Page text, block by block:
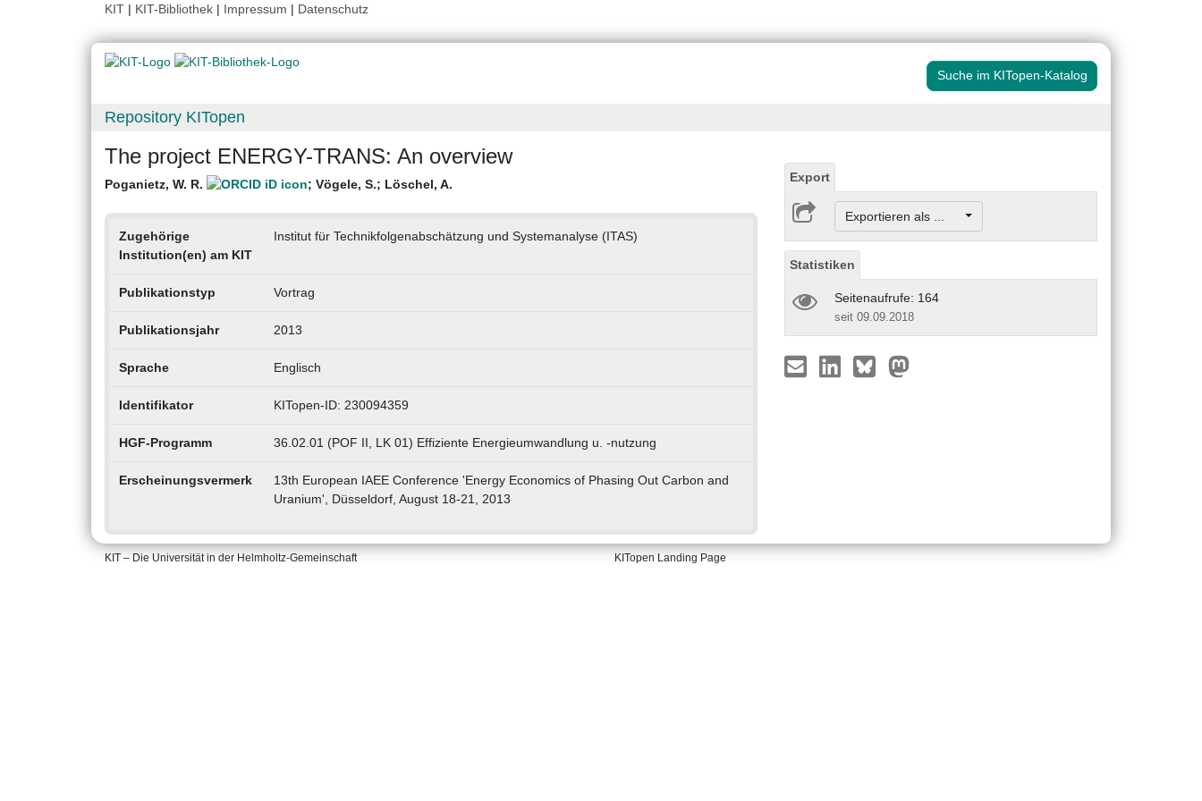
KIT | KIT-Bibliothek | Impressum | Datenschutz
Suche im KITopen-Katalog
Repository KITopen
The project ENERGY-TRANS: An overview
Poganietz, W. R. ; Vögele, S.; Löschel, A.
Zugehörige
Institution(en) am KIT
Institut für Technikfolgenabschätzung und Systemanalyse (ITAS)
Publikationstyp Vortrag
Publikationsjahr 2013
Sprache Englisch
Identifikator KITopen-ID: 230094359
HGF-Programm 36.02.01 (POF II, LK 01) Effiziente Energieumwandlung u. -nutzung
Erscheinungsvermerk
13th European IAEE Conference 'Energy Economics of Phasing Out Carbon and
Uranium', Düsseldorf, August 18-21, 2013
Export
Exportieren als ...
Statistiken
Seitenaufrufe: 164
seit 09.09.2018
KIT – Die Universität in der Helmholtz-Gemeinschaft KITopen Landing Page